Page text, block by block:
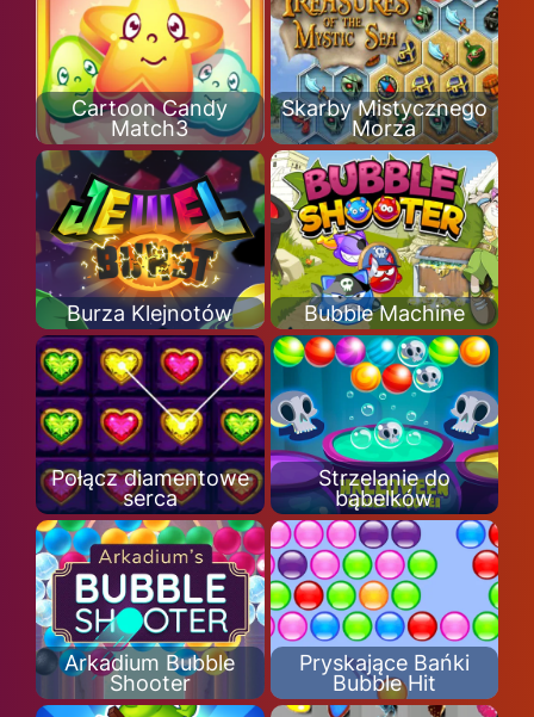
Cartoon Candy
Match3
Skarby Mistycznego
Morza
Burza Klejnotów Bubble Machine
Połącz diamentowe
serca
Strzelanie do
bąbelków
Arkadium Bubble
Shooter
Pryskające Bańki
Bubble Hit